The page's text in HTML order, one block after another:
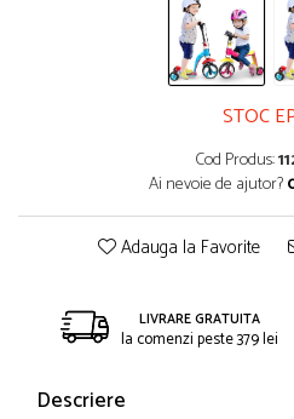
STOC
Cod Produs:
Ai nevoie de ajutor?
Adauga la Favorite
LIVRARE GRATUITA
la comenzi peste 379 lei
Descriere